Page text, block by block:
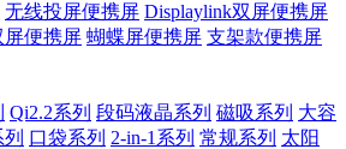
无线投屏便携屏 Displaylink双屏便携屏
屏便携屏 蝴蝶屏便携屏 支架款便携屏
Qi2.2系列 段码液晶系列 磁吸系列 大容
口袋系列 2-in-1系列 常规系列 太阳